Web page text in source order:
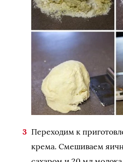
Переходим к
крема. Смешиваем